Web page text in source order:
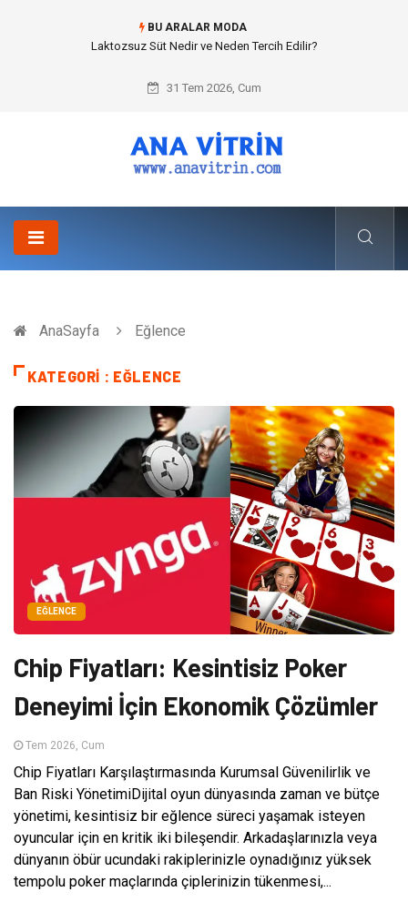
BU ARALAR MODA
Cold mix asphalt plant (Soğuk Asfalt Plenti) ile Yol Yapımında Çevreci ve
31 Tem 2026, Cum
AnaSayfa Eğlence
KATEGORI : EĞLENCE
EĞLENCE
Chip Fiyatları: Kesintisiz Poker
Deneyimi İçin Ekonomik Çözümler
Tem 2026, Cum
Chip Fiyatları Karşılaştırmasında Kurumsal Güvenilirlik ve
Ban Riski YönetimiDijital oyun dünyasında zaman ve bütçe
yönetimi, kesintisiz bir eğlence süreci yaşamak isteyen
oyuncular için en kritik iki bileşendir. Arkadaşlarınızla veya
dünyanın öbür ucundaki rakiplerinizle oynadığınız yüksek
tempolu poker maçlarında çiplerinizin tükenmesi,...